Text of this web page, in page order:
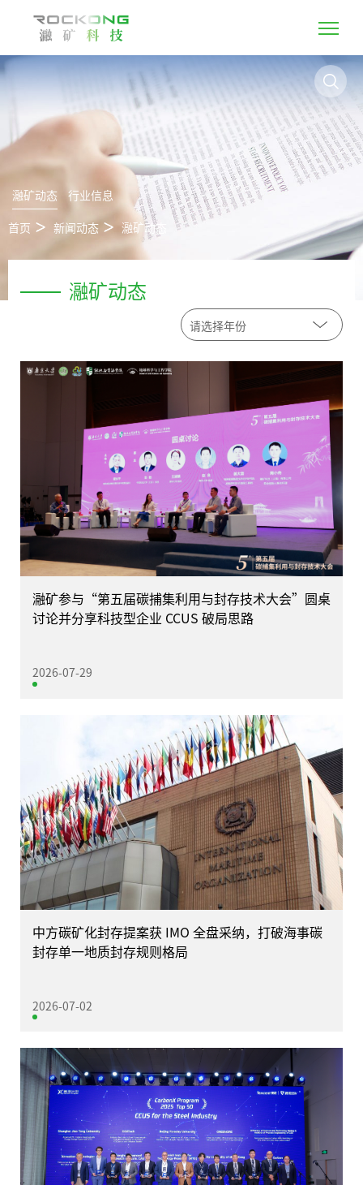
瀜矿动态
行业信息
首页
新闻动态 瀜矿动态
瀜矿动态
请选择年份
瀜矿参与“第五届碳捕集利用与封存技术大会”圆桌
讨论并分享科技型企业 CCUS 破局思路
2026-07-29
中方碳矿化封存提案获 IMO 全盘采纳，打破海事碳
封存单一地质封存规则格局
2026-07-02